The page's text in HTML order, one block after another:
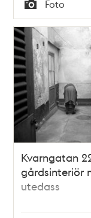
Typ
Foto
Kvarngatan
gårdsinteriör
utedass